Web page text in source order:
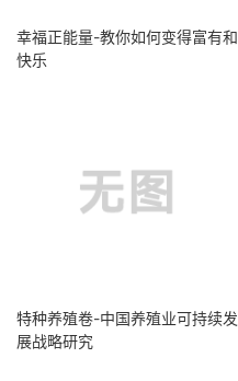
幸福正能量-教你如何变得富有和
快乐
特种养殖卷-中国养殖业可持续发
展战略研究